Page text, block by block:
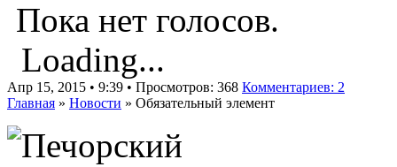
Пока нет голосов.
Loading...
Апр 15, 2015 • 9:39 • Просмотров: 368 Комментариев: 2
Главная » Новости » Обязательный элемент